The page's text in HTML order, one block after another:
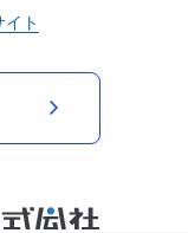
イト